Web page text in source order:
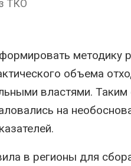
ТКО
методику
объема
властями.
на
в регионы для
В
Шэньси
тыс.
Авг 6, 2026
установили